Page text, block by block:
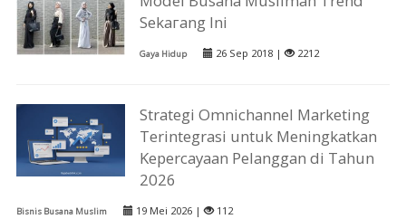
Sеkагаng Inі
Gaya Hidup 26 Sep 2018 | 2212
Strategi Omnichannel Marketing
Terintegrasi untuk Meningkatkan
Kepercayaan Pelanggan di Tahun
2026
Bisnis Busana Muslim 19 Mei 2026 | 112